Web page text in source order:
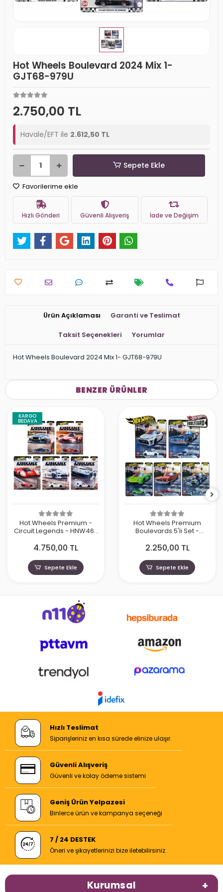
Hot Wheels Boulevard 2024 Mix 1-
GJT68-979U
2.750,00 TL
Havale/EFT ile 2.612,50 TL
Sepete Ekle
Favorilerime ekle
Hızlı Gönderi Güvenli Alışveriş İade ve Değişim
Ürün Açıklaması Garanti ve Teslimat
Taksit Seçenekleri Yorumlar
Hot Wheels Boulevard 2024 Mix 1- GJT68-979U
BENZER ÜRÜNLER
KARGO
BEDAVA
Hot Wheels Premium -
Circuit Legends - HNW46-
4.750,00 TL
Sepete Ekle
Hot Wheels Premium
Boulevards 5'li Set -
2.250,00 TL
Sepete Ekle
Hızlı Teslimat
Siparişleriniz en kısa sürede elinize ulaşır.
Güvenli Alışveriş
Güvenli ve kolay ödeme sistemi
Geniş Ürün Yelpazesi
Binlerce ürün ve kampanya seçeneği
7 / 24 DESTEK
Öneri ve şikayetlerinizi bize iletebilirsiniz.
Kurumsal